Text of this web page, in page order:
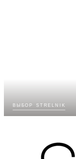
выбор strelnik